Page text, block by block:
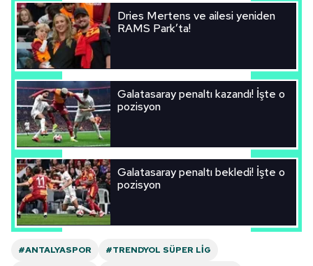
Dries Mertens ve ailesi yeniden
RAMS Park’ta!
Galatasaray penaltı kazandı! İşte o
pozisyon
Galatasaray penaltı bekledi! İşte o
pozisyon
#ANTALYASPOR
#TRENDYOL SÜPER LIG